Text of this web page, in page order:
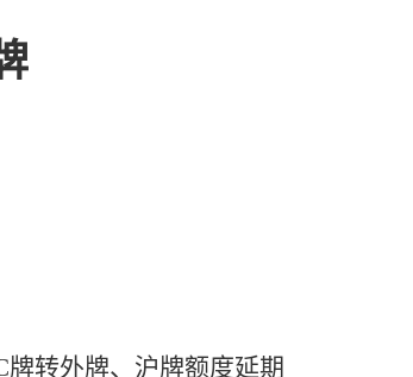
转外牌、沪牌额度延期